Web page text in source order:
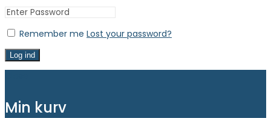
Remember me Lost your password?
Log ind
Min kurv